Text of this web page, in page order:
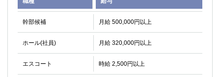
幹部候補 月給 500,000円以上
ホール(社員) 月給 320,000円以上
エスコート 時給 2,500円以上
三軒茶屋（南口）
①歌舞伎町 ②新宿 ③新宿三丁目 ④西
①歌舞伎町 ②新宿 ③西部新宿 ③東新宿
①歌舞伎町 ②新宿
①銀座 ②新橋
錦糸町(南口)
蒲田(西口)
清瀬（南口）
①東武練馬 ②成増・板橋 ③大山 ②池袋
池袋東口
金町
大井町